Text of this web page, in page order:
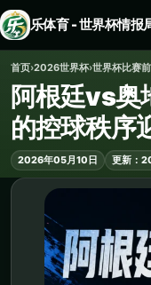
乐体育 - 世界杯情报
首页›2026世界杯›世界杯比赛
阿根廷vs奥
的控球秩序
2026年05月10日 更新：